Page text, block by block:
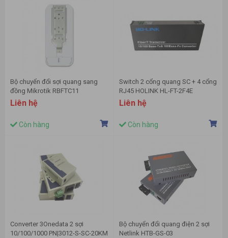
Bộ chuyển đổi sợi quang sang
đồng Mikrotik RBFTC11
Liên hệ
Còn hàng
Switch 2 cổng quang SC + 4 cổng
RJ45 HOLINK HL-FT-2F4E
Liên hệ
Còn hàng
Converter 3Onedata 2 sợi
10/100/1000 PN|3012-S-SC-20KM
Bộ chuyển đổi quang điện 2 sợi
Netlink HTB-GS-03